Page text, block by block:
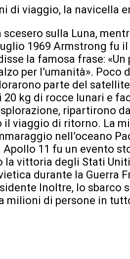
di viaggio, la navicella
sulla Luna,
1969 Armstrong fu
la famosa frase:
per l’umanità». Poco
parte del
kg di rocce lunari e
ripartirono
il viaggio di ritorno. La
nell’oceano
11 fu un evento
la vittoria degli Stati
durante la Guerra
Inoltre, lo sbarco
milioni di persone in